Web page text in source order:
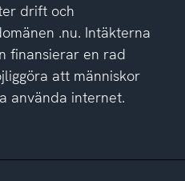
drift och
.nu. Intäkterna
finansierar en rad
att människor
använda internet.